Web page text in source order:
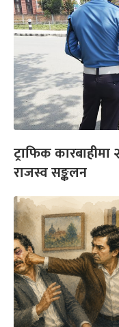
ट्राफिक
राजस्व सङ्कलन